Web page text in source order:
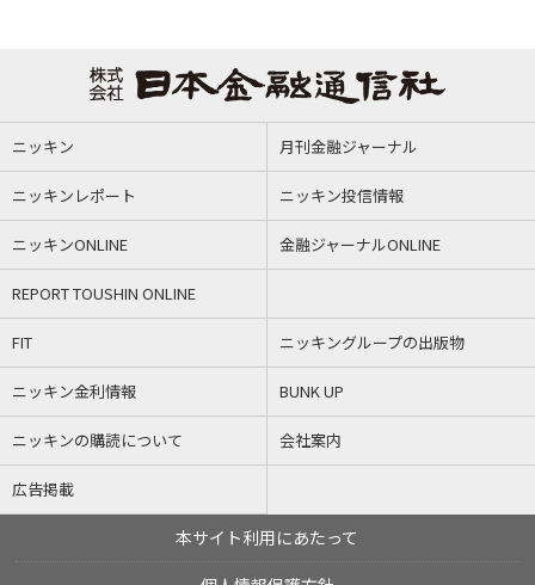
ニッキン 月刊金融ジャーナル
ニッキンレポート ニッキン投信情報
ニッキンONLINE 金融ジャーナルONLINE
REPORT TOUSHIN ONLINE
FIT ニッキングループの出版物
ニッキン金利情報 BUNK UP
ニッキンの購読について 会社案内
広告掲載
本サイト利用にあたって